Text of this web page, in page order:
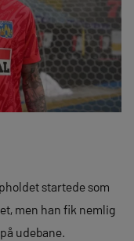
startede som
men han fik nemlig
udebane.